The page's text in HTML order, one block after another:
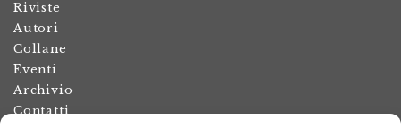
Riviste
Autori
Collane
Eventi
Archivio
Contatti